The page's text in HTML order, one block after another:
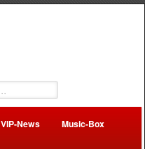
VIP-News Music-Box